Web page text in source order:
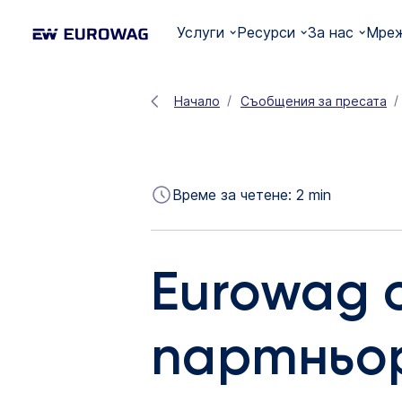
Услуги Ресурси За нас
Начало Съобщения за пресата
Време за четене: 2 min
Eurowag